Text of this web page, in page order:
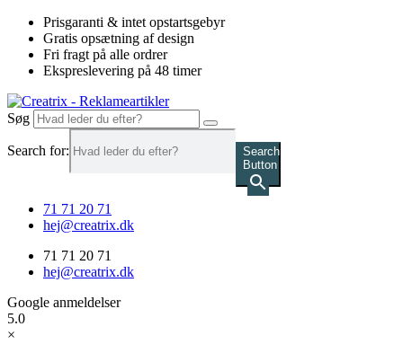
Videre
indhold
Prisgaranti & intet opstartsgebyr
Gratis opsætning af design
Fri fragt på alle ordrer
Ekspreslevering på 48 timer
Søg
Search for:
Search
Button
71 71 20 71
hej@creatrix.dk
71 71 20 71
hej@creatrix.dk
Google anmeldelser
5.0
×